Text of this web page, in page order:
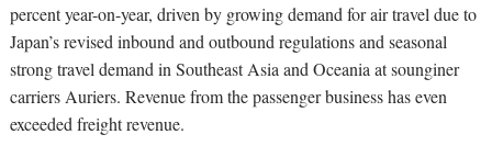
percent year-on-year, driven by growing demand for air travel due to
Japan’s revised inbound and outbound regulations and seasonal
strong travel demand in Southeast Asia and Oceania at sounginer
carriers Auriers. Revenue from the passenger business has even
exceeded freight revenue.